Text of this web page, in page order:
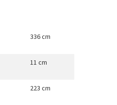
336 cm
11 cm
223 cm